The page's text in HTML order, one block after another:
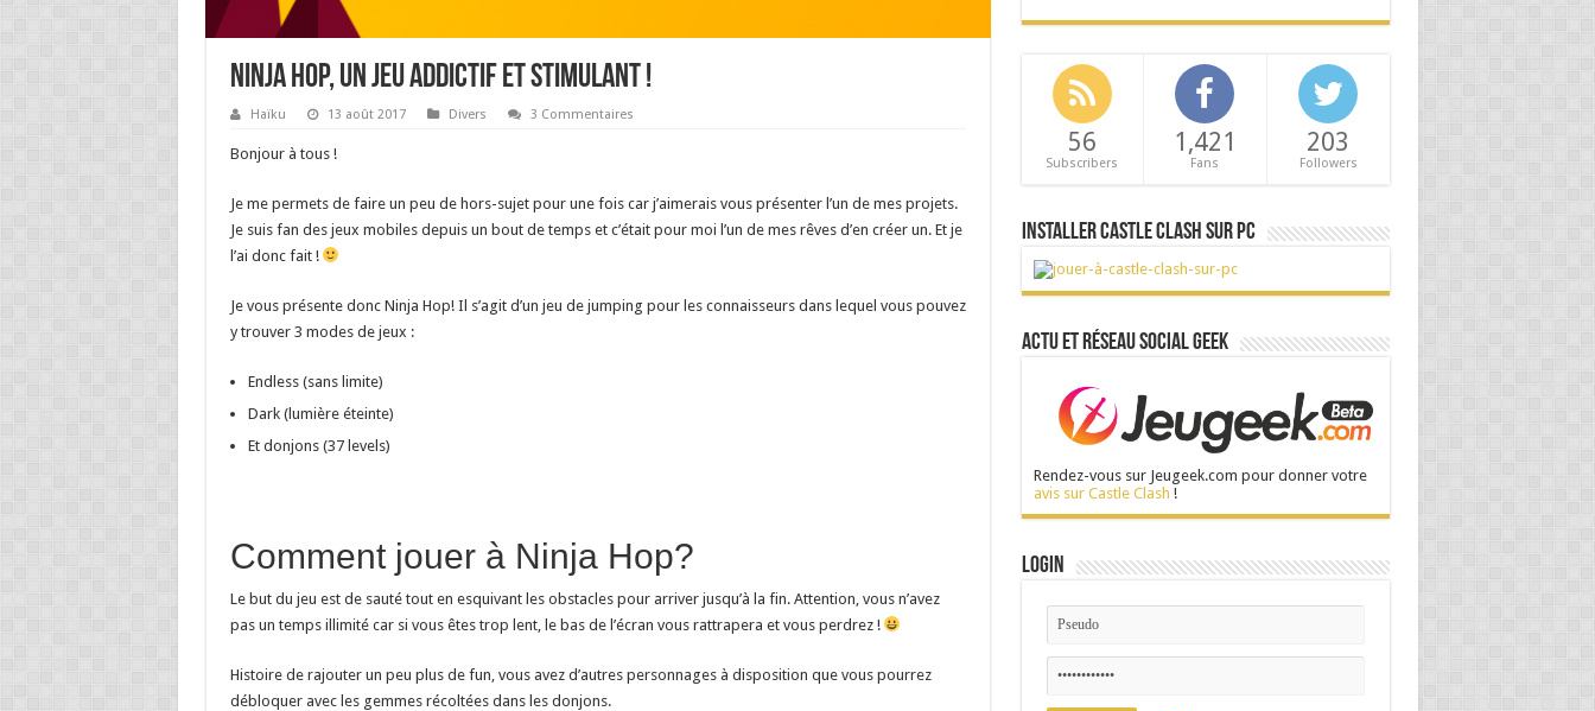
Ninja Hop, un jeu addictif et stimulant !
Haïku 13 août 2017 Divers 3 Commentaires
Bonjour à tous !
Je me permets de faire un peu de hors-sujet pour une fois car j’aimerais vous présenter l’un de mes projets.
Je suis fan des jeux mobiles depuis un bout de temps et c’était pour moi l’un de mes rêves d’en créer un. Et je
l’ai donc fait !
Je vous présente donc Ninja Hop! Il s’agit d’un jeu de jumping pour les connaisseurs dans lequel vous pouvez
y trouver 3 modes de jeux :
Endless (sans limite)
Dark (lumière éteinte)
Et donjons (37 levels)
Comment jouer à Ninja Hop?
Le but du jeu est de sauté tout en esquivant les obstacles pour arriver jusqu’à la fin. Attention, vous n’avez
pas un temps illimité car si vous êtes trop lent, le bas de l’écran vous rattrapera et vous perdrez !
Histoire de rajouter un peu plus de fun, vous avez d’autres personnages à disposition que vous pourrez
débloquer avec les gemmes récoltées dans les donjons.
56
Subscribers
1,421
Fans
203
Followers
Installer Castle Clash sur PC
Actu et réseau social Geek
Rendez-vous sur Jeugeek.com pour donner votre
avis sur Castle Clash !
Login